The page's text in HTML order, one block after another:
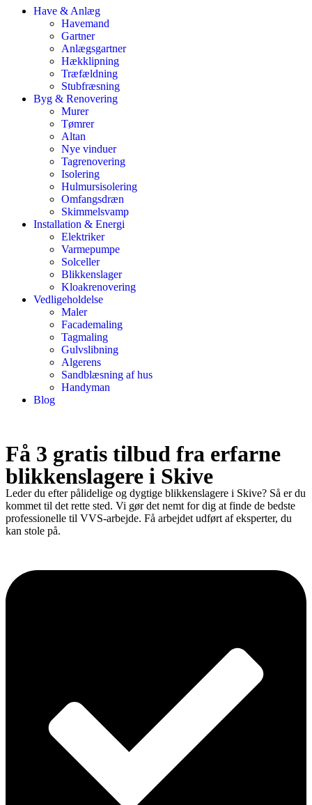
Have & Anlæg
Havemand
Gartner
Anlægsgartner
Hækklipning
Træfældning
Stubfræsning
Byg & Renovering
Murer
Tømrer
Altan
Nye vinduer
Tagrenovering
Isolering
Hulmursisolering
Omfangsdræn
Skimmelsvamp
Installation & Energi
Elektriker
Varmepumpe
Solceller
Blikkenslager
Kloakrenovering
Vedligeholdelse
Maler
Facademaling
Tagmaling
Gulvslibning
Algerens
Sandblæsning af hus
Handyman
Blog
Få 3 gratis tilbud fra erfarne
blikkenslagere i Skive
Leder du efter pålidelige og dygtige blikkenslagere i Skive? Så er du
kommet til det rette sted. Vi gør det nemt for dig at finde de bedste
professionelle til VVS-arbejde. Få arbejdet udført af eksperter, du
kan stole på.